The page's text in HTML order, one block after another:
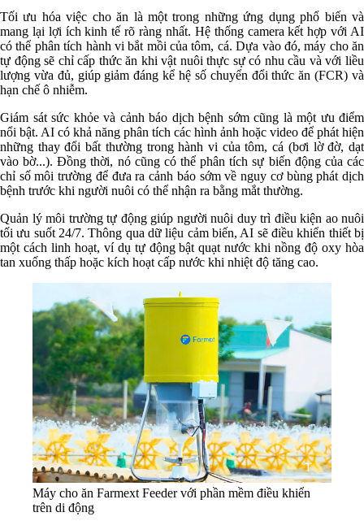
Tối ưu hóa việc cho ăn là một trong những ứng dụng phổ biến và
mang lại lợi ích kinh tế rõ ràng nhất. Hệ thống camera kết hợp với AI
có thể phân tích hành vi bắt mồi của tôm, cá. Dựa vào đó, máy cho ăn
tự động sẽ chỉ cấp thức ăn khi vật nuôi thực sự có nhu cầu và với liều
lượng vừa đủ, giúp giảm đáng kể hệ số chuyển đổi thức ăn (FCR) và
hạn chế ô nhiễm.
Giám sát sức khỏe và cảnh báo dịch bệnh sớm cũng là một ưu điểm
nổi bật. AI có khả năng phân tích các hình ảnh hoặc video để phát hiện
những thay đổi bất thường trong hành vi của tôm, cá (bơi lờ đờ, dạt
vào bờ...). Đồng thời, nó cũng có thể phân tích sự biến động của các
chỉ số môi trường để đưa ra cảnh báo sớm về nguy cơ bùng phát dịch
bệnh trước khi người nuôi có thể nhận ra bằng mắt thường.
Quản lý môi trường tự động giúp người nuôi duy trì điều kiện ao nuôi
tối ưu suốt 24/7. Thông qua dữ liệu cảm biến, AI sẽ điều khiển thiết bị
một cách linh hoạt, ví dụ tự động bật quạt nước khi nồng độ oxy hòa
tan xuống thấp hoặc kích hoạt cấp nước khi nhiệt độ tăng cao.
Máy cho ăn Farmext Feeder với phần mềm điều khiển
trên di động